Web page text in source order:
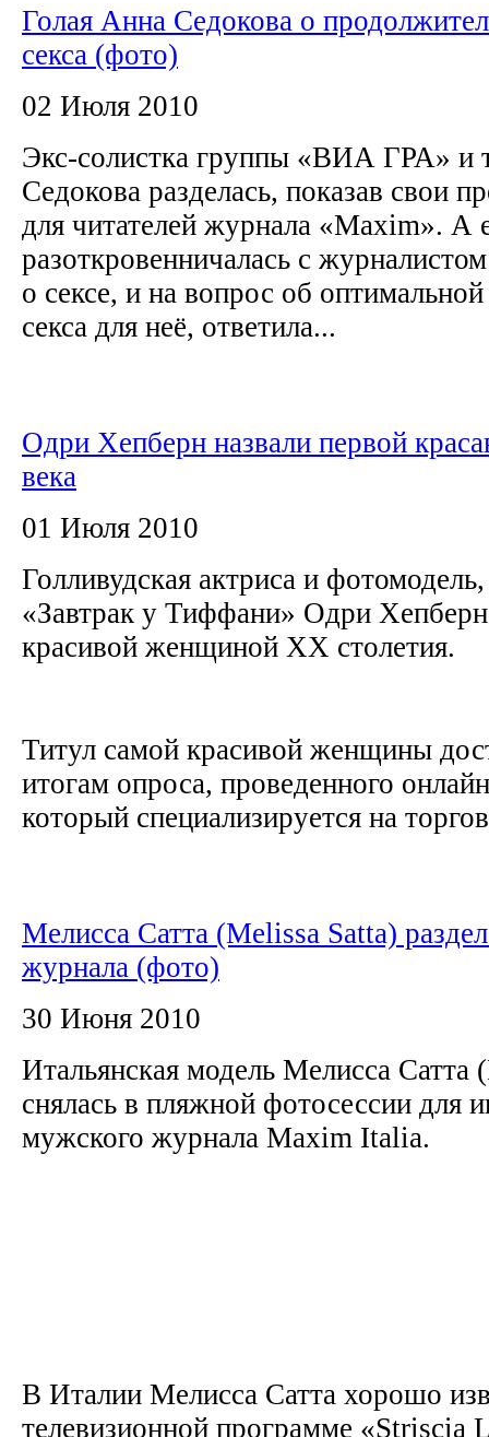
Голая Анна Седокова о
секса (фото)
02 Июля 2010
Экс-солистка группы «ВИА ГРА» и
Седокова разделась, показав свои
для читателей журнала «Maxim». А
разоткровенничалась с
о сексе, и на вопрос об
секса для неё, ответила...
Одри Хепберн назвали первой
века
01 Июля 2010
Голливудская актриса и
«Завтрак у Тиффани» Одри
красивой женщиной XX столетия.
Титул самой красивой женщины
итогам опроса, проведенного
который специализируется на
Мелисса Сатта (Melissa Satta)
журнала (фото)
30 Июня 2010
Итальянская модель Мелисса Сатта
снялась в пляжной фотосессии для
мужского журнала Maxim Italia.
В Италии Мелисса Сатта хорошо
телевизионной программе «Striscia